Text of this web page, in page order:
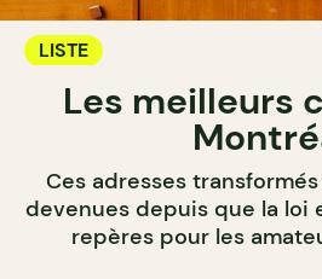
LISTE
Les meilleurs
Ces adresses
devenues depuis que la loi
repères pour les